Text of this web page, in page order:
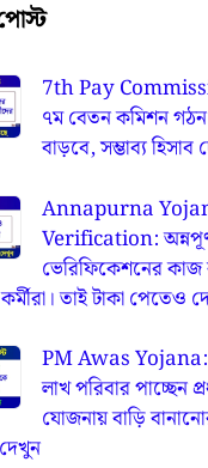
7th Pay
৭ম বেতন কমিশন
বাড়বে, সম্ভাব্য হিসাব
Annapurna
Verification:
ভেরিফিকেশনের কাজ
তাই টাকা পেতেও
PM Awas Yojana:
লাখ পরিবার পাচ্ছেন
যোজনায় বাড়ি